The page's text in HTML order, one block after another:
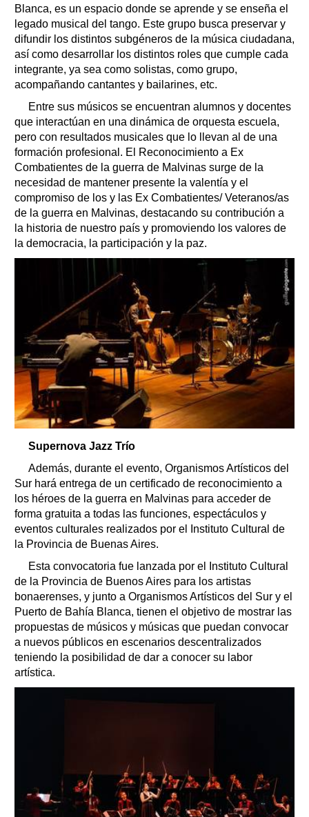
Blanca, es un espacio donde se aprende y se enseña el
legado musical del tango. Este grupo busca preservar y
difundir los distintos subgéneros de la música ciudadana,
así como desarrollar los distintos roles que cumple cada
integrante, ya sea como solistas, como grupo,
acompañando cantantes y bailarines, etc.
Entre sus músicos se encuentran alumnos y docentes
que interactúan en una dinámica de orquesta escuela,
pero con resultados musicales que lo llevan al de una
formación profesional. El Reconocimiento a Ex
Combatientes de la guerra de Malvinas surge de la
necesidad de mantener presente la valentía y el
compromiso de los y las Ex Combatientes/ Veteranos/as
de la guerra en Malvinas, destacando su contribución a
la historia de nuestro país y promoviendo los valores de
la democracia, la participación y la paz.
Supernova Jazz Trío
Además, durante el evento, Organismos Artísticos del
Sur hará entrega de un certificado de reconocimiento a
los héroes de la guerra en Malvinas para acceder de
forma gratuita a todas las funciones, espectáculos y
eventos culturales realizados por el Instituto Cultural de
la Provincia de Buenas Aires.
Esta convocatoria fue lanzada por el Instituto Cultural
de la Provincia de Buenos Aires para los artistas
bonaerenses, y junto a Organismos Artísticos del Sur y el
Puerto de Bahía Blanca, tienen el objetivo de mostrar las
propuestas de músicos y músicas que puedan convocar
a nuevos públicos en escenarios descentralizados
teniendo la posibilidad de dar a conocer su labor
artística.